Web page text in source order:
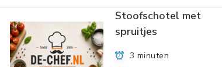
Stoofschotel met
spruitjes
3 minuten